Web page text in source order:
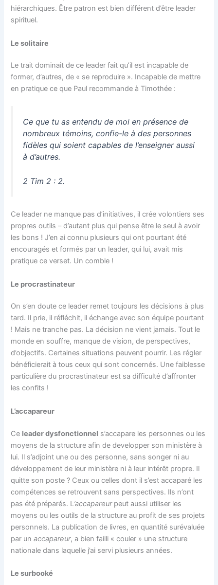
hiérarchiques. Être patron est bien différent d’être leader
spirituel.
Le solitaire
Le trait dominait de ce leader fait qu’il est incapable de
former, d’autres, de « se reproduire ». Incapable de mettre
en pratique ce que Paul recommande à Timothée :
Ce que tu as entendu de moi en présence de
nombreux témoins, confie-le à des personnes
fidèles qui soient capables de l’enseigner aussi
à d’autres.
2 Tim 2 : 2.
Ce leader ne manque pas d’initiatives, il crée volontiers ses
propres outils – d’autant plus qui pense être le seul à avoir
les bons ! J’en ai connu plusieurs qui ont pourtant été
encouragés et formés par un leader, qui lui, avait mis
pratique ce verset. Un comble !
Le procrastinateur
On s’en doute ce leader remet toujours les décisions à plus
tard. Il prie, il réfléchit, il échange avec son équipe pourtant
! Mais ne tranche pas. La décision ne vient jamais. Tout le
monde en souffre, manque de vision, de perspectives,
d’objectifs. Certaines situations peuvent pourrir. Les régler
bénéficierait à tous ceux qui sont concernés. Une faiblesse
particulière du procrastinateur est sa difficulté d’affronter
les confits !
L’accapareur
Ce leader dysfonctionnel s’accapare les personnes ou les
moyens de la structure afin de developper son ministère à
lui. Il s’adjoint une ou des personne, sans songer ni au
développement de leur ministère ni à leur intérêt propre. Il
quitte son poste ? Ceux ou celles dont il s’est accaparé les
compétences se retrouvent sans perspectives. Ils n’ont
pas été préparés. L’accapareurpeut aussi utiliser les
moyens ou les outils de la structure au profit de ses projets
personnels. La publication de livres, en quantité surévaluée
par unaccapareur, a bien failli « couler » une structure
nationale dans laquelle j’ai servi plusieurs années.
Le surbooké